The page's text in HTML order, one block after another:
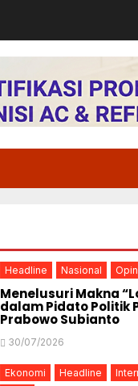
Headline Nasional
Menelusuri Makna
dalam Pidato Politik
Prabowo Subianto
30/07/2026
Ekonomi Headline